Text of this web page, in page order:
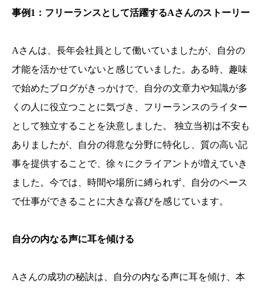
事例1：フリーランスとして活躍するAさんのストーリー
Aさんは、長年会社員として働いていましたが、自分の
才能を活かせていないと感じていました。ある時、趣味
で始めたブログがきっかけで、自分の文章力や知識が多
くの人に役立つことに気づき、フリーランスのライター
として独立することを決意しました。 独立当初は不安も
ありましたが、自分の得意な分野に特化し、質の高い記
事を提供することで、徐々にクライアントが増えていき
ました。今では、時間や場所に縛られず、自分のペース
で仕事ができることに大きな喜びを感じています。
自分の内なる声に耳を傾ける
Aさんの成功の秘訣は、自分の内なる声に耳を傾け、本